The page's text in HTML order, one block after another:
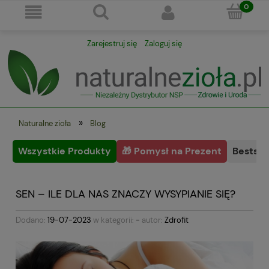
Zarejestruj się Zaloguj się
Naturalne zioła » Blog
Wszystkie Produkty 🎁 Pomysł na Prezent
SEN – ILE DLA NAS ZNACZY WYSYPIANIE SIĘ?
Dodano: 19-07-2023 w kategorii: - autor: Zdrofit